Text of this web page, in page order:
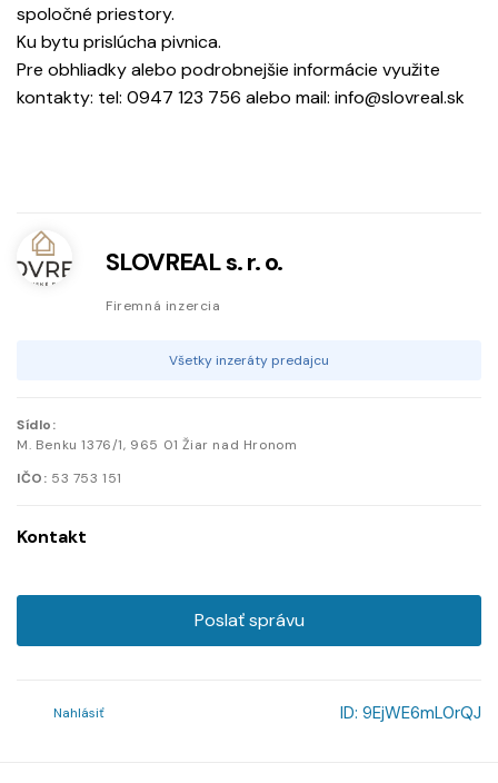
spoločné priestory.
Ku bytu prislúcha pivnica.
Pre obhliadky alebo podrobnejšie informácie využite
kontakty: tel: 0947 123 756 alebo mail: info@slovreal.sk
SLOVREAL s. r. o.
Firemná inzercia
Všetky inzeráty predajcu
Sídlo:
M. Benku 1376/1, 965 01 Žiar nad Hronom
IČO: 53 753 151
Kontakt
Poslať správu
Nahlásiť ID: 9EjWE6mL0rQJ